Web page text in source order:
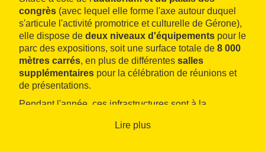
congrès (avec lequel elle forme l'axe autour duquel
s'articule l'activité promotrice et culturelle de Gérone),
elle dispose de deux niveaux d'équipements pour le
parc des expositions, soit une surface totale de 8 000
mètres carrés, en plus de différentes salles
supplémentaires pour la célébration de réunions et
de présentations.
Pendant l'année, ces infrastructures sont à la
événements de premier ordre, comme les salons
Lire plus